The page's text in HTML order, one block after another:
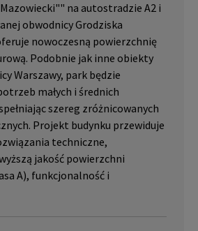
na autostradzie A2 i
obwodnicy Grodziska
nowoczesną powierzchnię
Podobnie jak inne obiekty
Warszawy, park będzie
małych i średnich
szereg zróżnicowanych
Projekt budynku przewiduje
techniczne,
jakość powierzchni
A), funkcjonalność i